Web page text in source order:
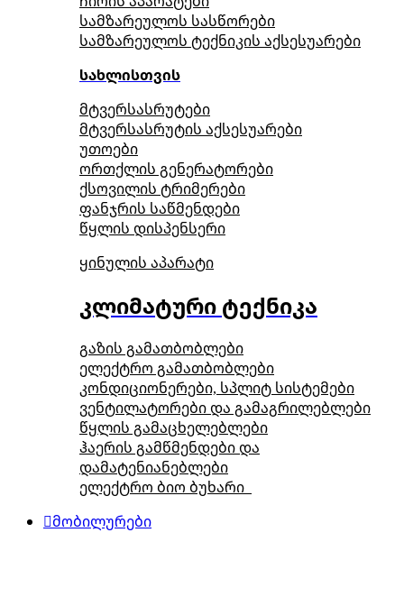
სამზარეულოს სასწორები
სამზარეულოს ტექნიკის აქსესუარები
სახლისთვის
მტვერსასრუტები
მტვერსასრუტის აქსესუარები
უთოები
ორთქლის გენერატორები
ქსოვილის ტრიმერები
ფანჯრის საწმენდები
წყლის დისპენსერი
ყინულის აპარატი
კლიმატური ტექნიკა
გაზის გამათბობლები
ელექტრო გამათბობლები
კონდიციონერები, სპლიტ სისტემები
ვენტილატორები და გამაგრილებლები
წყლის გამაცხელებლები
ჰაერის გამწმენდები და
დამატენიანებლები
ელექტრო ბიო ბუხარი
მობილურები